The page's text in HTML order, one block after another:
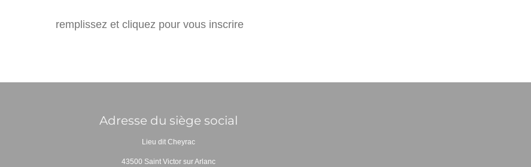
remplissez et cliquez pour vous inscrire
Adresse du siège social
Lieu dit Cheyrac
43500 Saint Victor sur Arlanc